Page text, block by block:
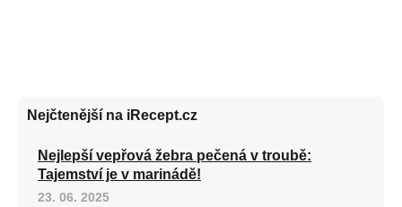
Nejčtenější na iRecept.cz
Nejlepší vepřová žebra pečená v troubě:
Tajemství je v marinádě!
23. 06. 2025